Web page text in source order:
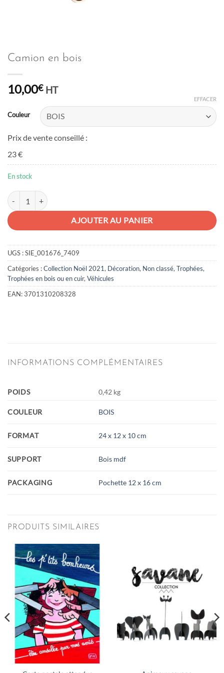
Camion en bois
10,00€ HT
Couleur
EFFACER
Prix de vente conseillé :
23 €
En stock
quantité de Camion en bois
AJOUTER AU PANIER
UGS :SIE_001676_7409
Catégories :Collection Noël 2021, Décoration, Non classé, Trophées,
Trophées en bois ou en cuir, Véhicules
EAN:3701310208328
INFORMATIONS COMPLÉMENTAIRES
POIDS 0,42 kg
COULEUR BOIS
FORMAT 24 x 12 x 10 cm
SUPPORT Bois mdf
PACKAGING Pochette 12 x 16 cm
PRODUITS SIMILAIRES